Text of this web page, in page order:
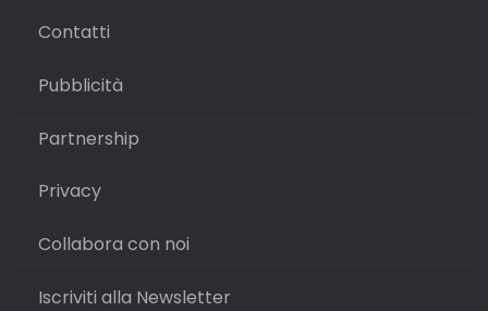
Contatti
Pubblicità
Partnership
Privacy
Collabora con noi
Iscriviti alla Newsletter